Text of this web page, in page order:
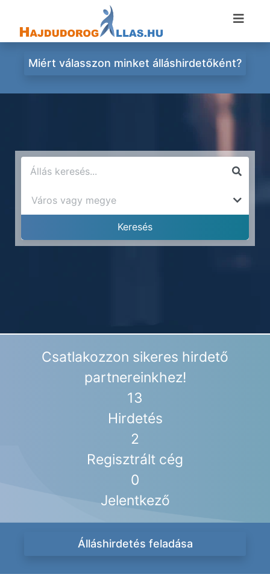
Miért válasszon minket álláshirdetőként?
Csatlakozzon sikeres hirdető
partnereinkhez!
13
Hirdetés
2
Regisztrált cég
0
Jelentkező
Álláshirdetés feladása